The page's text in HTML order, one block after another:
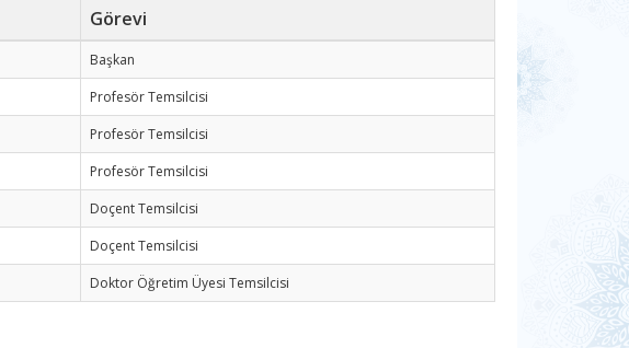
Görevi
Başkan
Profesör Temsilcisi
Profesör Temsilcisi
Profesör Temsilcisi
Doçent Temsilcisi
Doçent Temsilcisi
Doktor Öğretim Üyesi Temsilcisi